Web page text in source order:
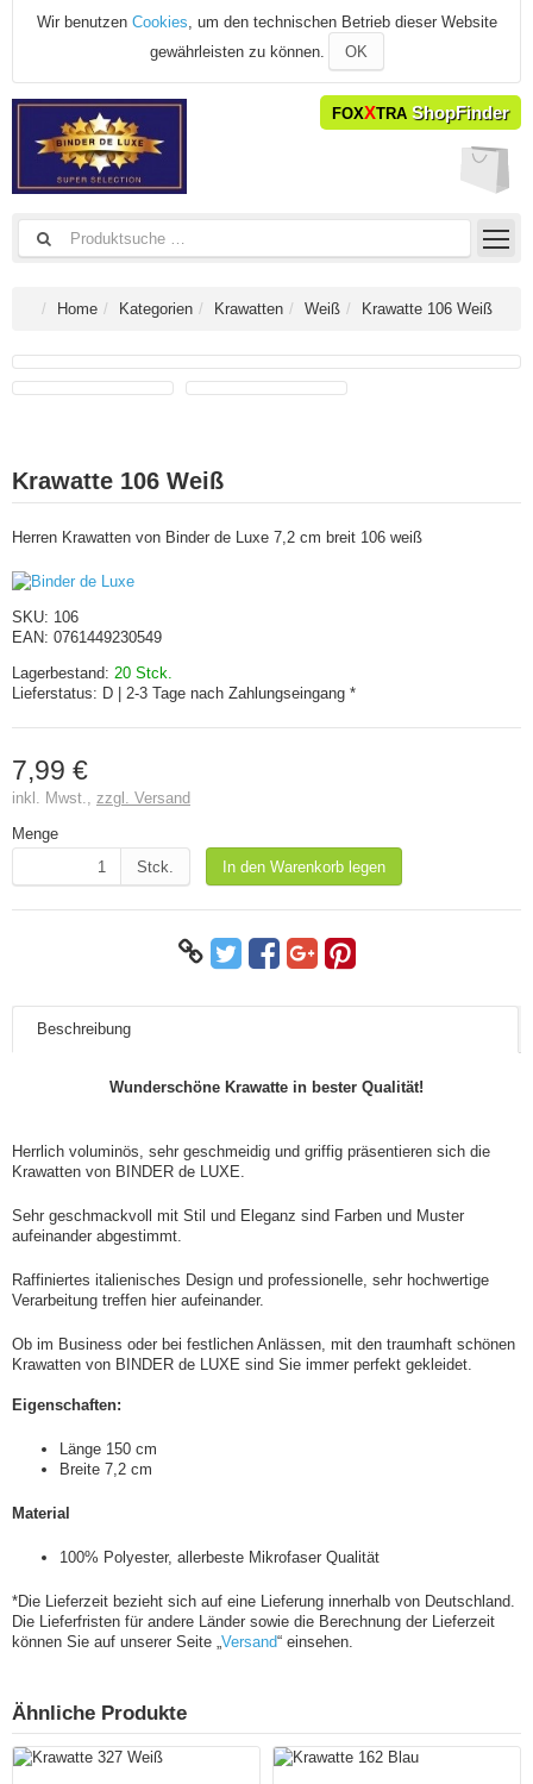
Wir benutzen Cookies, um den technischen Betrieb dieser Website
gewährleisten zu können.
OK
FOXXTRA ShopFinder
Home Kategorien Krawatten Weiß Krawatte 106 Weiß
Krawatte 106 Weiß
Herren Krawatten von Binder de Luxe 7,2 cm breit 106 weiß
SKU: 106
EAN: 0761449230549
Lagerbestand: 20 Stck.
Lieferstatus: D | 2-3 Tage nach Zahlungseingang *
7,99 €
inkl. Mwst., zzgl. Versand
Menge
Stck.
In den Warenkorb legen
Beschreibung
Wunderschöne Krawatte in bester Qualität!
Herrlich voluminös, sehr geschmeidig und griffig präsentieren sich die
Krawatten von BINDER de LUXE.
Sehr geschmackvoll mit Stil und Eleganz sind Farben und Muster
aufeinander abgestimmt.
Raffiniertes italienisches Design und professionelle, sehr hochwertige
Verarbeitung treffen hier aufeinander.
Ob im Business oder bei festlichen Anlässen, mit den traumhaft schönen
Krawatten von BINDER de LUXE sind Sie immer perfekt gekleidet.
Eigenschaften:
Länge 150 cm
Breite 7,2 cm
Material
100% Polyester, allerbeste Mikrofaser Qualität
*Die Lieferzeit bezieht sich auf eine Lieferung innerhalb von Deutschland.
Die Lieferfristen für andere Länder sowie die Berechnung der Lieferzeit
können Sie auf unserer Seite „Versand“ einsehen.
Ähnliche Produkte